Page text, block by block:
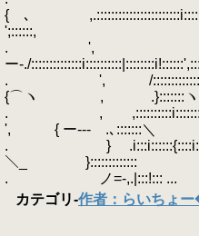
{ ､
';::::::,
. ',
ー-./
. ', /
{⌒ヽ , .}:::::::ヽ
. ,
', { ー--- .､:::::::＼
. }
＼_ }:::::::::::::
. ノ=-,.|:::!::: ...
カテゴリ-作者：らいちょ